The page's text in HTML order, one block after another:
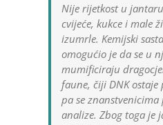
Nije rijetkost u
cvijeće, kukce i male
izumrle. Kemijski
omogućio je da se u
mumificiraju
faune, čiji DNK
pa se
analize. Zbog toga je